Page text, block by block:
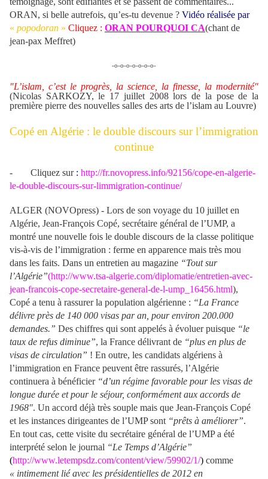
ORAN, si belle autrefois, qu’es-tu devenue ? Vidéo réalisée par
« popodoran » Cliquez : ORAN POURQUOI CA(chant de
jean-pax Meffret)
-o-o-o-o-o-o-o-
"L’islam, c’est le progrès, la science, la finesse, la modernité"
(Nicolas SARKOZY, le 17 juillet 2008 lors de la pose de la
première pierre des nouvelles salles des arts de l’islam au Louvre)
Copé en Algérie : le double discours sur l’immigration
continue
- Cliquez sur: http://fr.novopress.info/92156/cope-en-algerie-
le-double-discours-sur-limmigration-continue/
ALGER (NOVOpress) - Lors de son voyage du 10 juillet en
Algérie, Jean-François Copé, secrétaire général de l’UMP, a
montré une nouvelle fois le double discours de la classe politique
vis-à-vis de l’immigration : ferme en apparence mais très mou
dans les faits. Dans un entretien au magazine “Tout sur
l’Algérie”(http://www.tsa-algerie.com/diplomatie/entretien-avec-
jean-francois-cope-secretaire-general-de-l-ump_16456.html),
Copé a tenu à rassurer la population algérienne : “La France
délivre près de 140 000 visas par an, pour environ 200.000
demandes.” Des chiffres qui sont appelés à évoluer puisque “le
taux de refus diminue”, la France délivrant de “plus en plus de
visas de circulation” ! En outre, les candidats algériens à
l’immigration en France peuvent être rassurés, l’Algérie
continuera à bénéficier “d’un régime favorable pour les visas de
longue durée et pour le séjour, conformément aux accords de
1968″. Un accord déjà très souple mais que Jean-François Copé
et les instances dirigeantes de l’UMP sont “prêts à améliorer”.
En tout cas, cette visite du secrétaire général de l’UMP a été
interprété selon le journal “Le Temps d’Algérie”
(http://www.letempsdz.com/content/view/59902/1/) comme
« intimement lié avec les présidentielles de 2012 en